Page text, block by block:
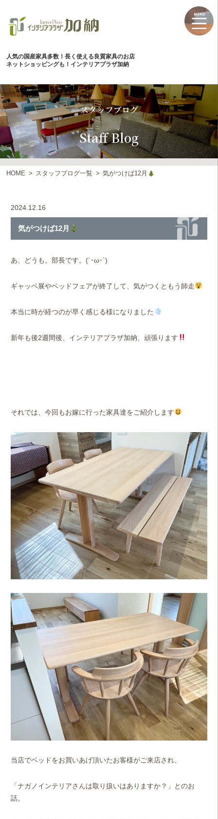
人気の国産家具多数！長く使える良質家具のお店
ネットショッピングも！インテリアプラザ加納
スタッフブログ
Staff Blog
HOME スタッフブログ一覧 気がつけば12月
2024.12.16
気がつけば12月
あ、どうも。部長です。(´･ω･`)
ギャッベ展やベッドフェアが終了して、気がつくともう師走
本当に時が経つのが早く感じる様になりました
新年も後2週間後、インテリアプラザ加納、頑張ります
それでは、今回もお嫁に行った家具達をご紹介します
当店でベッドをお買いあげ頂いたお客様がご来店され、
「ナガノインテリアさんは取り扱いはありますか？」とのお
話。